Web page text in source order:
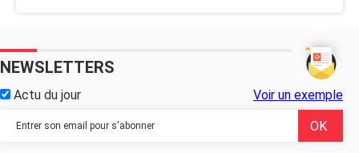
NEWSLETTERS
Actu du jour Voir un exemple